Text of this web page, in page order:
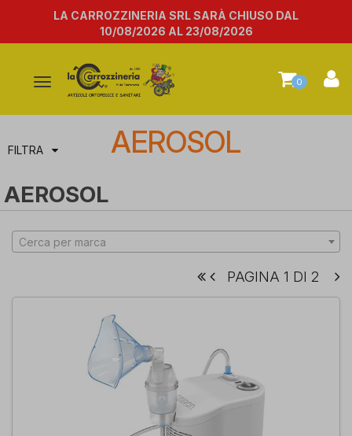
LA CARROZZINERIA SRL SARÀ CHIUSO DAL
10/08/2026 AL 23/08/2026
Attiva/disattiva
navigazione
0
FILTRA AEROSOL
AEROSOL
Cerca per marca
PAGINA 1 DI 2